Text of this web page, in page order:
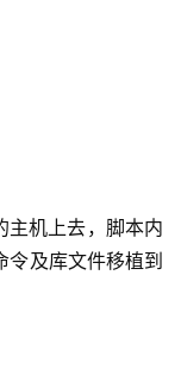
机上去，脚本内
及库文件移植到